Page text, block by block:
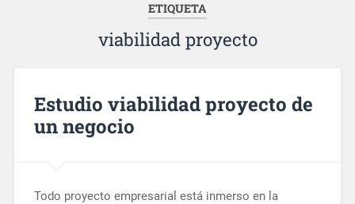
ETIQUETA
viabilidad proyecto
Estudio viabilidad proyecto de
un negocio
Todo proyecto empresarial está inmerso en la